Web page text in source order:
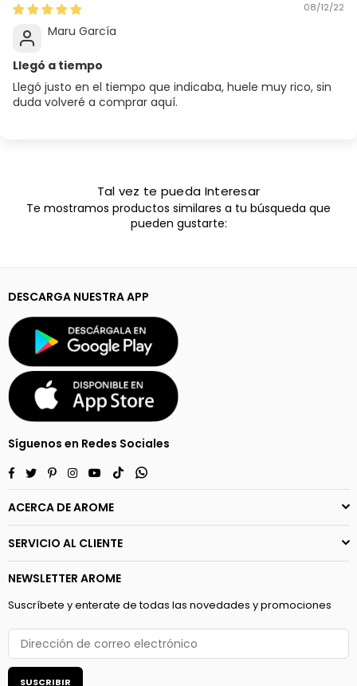
08/12/22
Maru García
Llegó a tiempo
Llegó justo en el tiempo que indicaba, huele muy rico, sin
duda volveré a comprar aquí.
Tal vez te pueda Interesar
Te mostramos productos similares a tu búsqueda que
pueden gustarte:
DESCARGA NUESTRA APP
Síguenos en Redes Sociales
Facebook
TwitterPinterestInstagramYouTube
TikTokWhatsapp
ACERCA DE AROME
SERVICIO AL CLIENTE
NEWSLETTER AROME
Suscríbete y enterate de todas las novedades y promociones
SUSCRIBIR